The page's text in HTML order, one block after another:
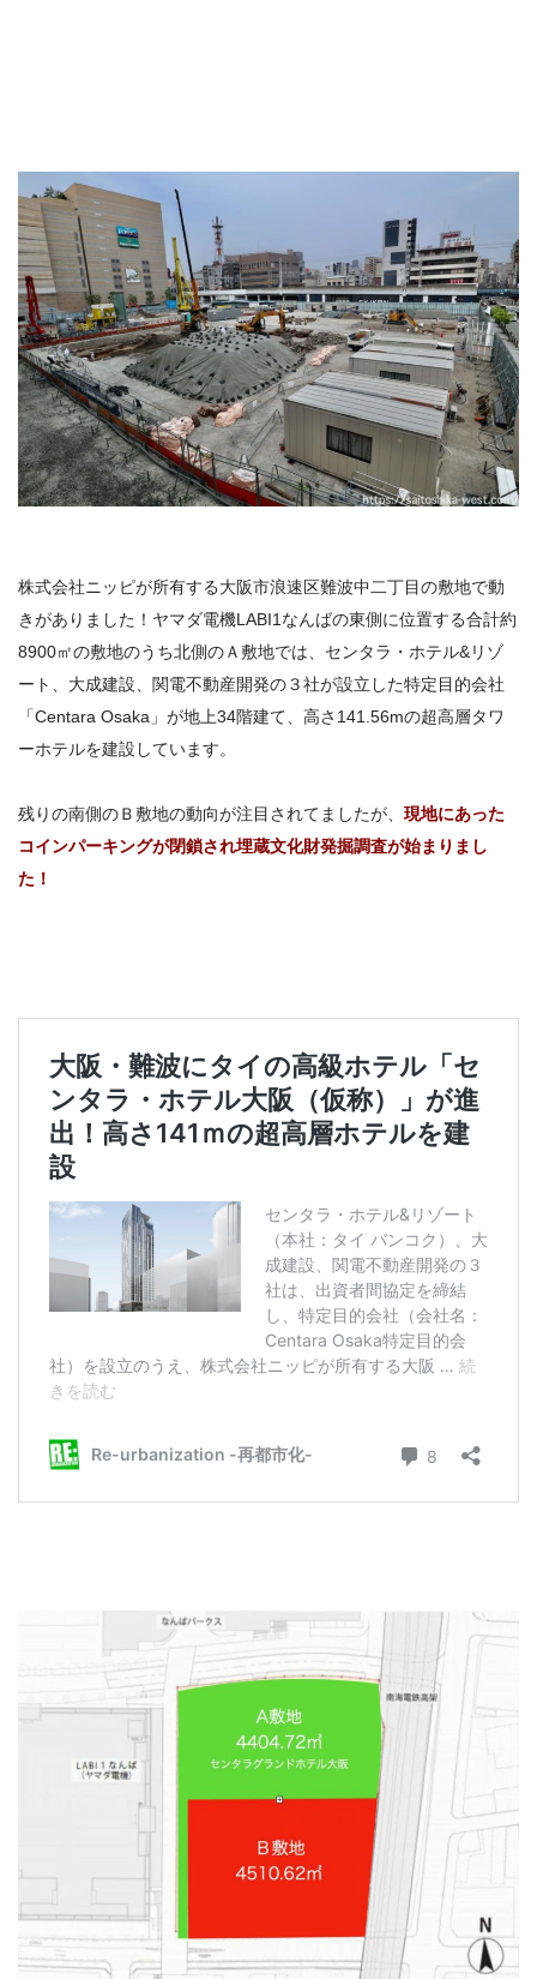
株式会社ニッピが所有する大阪市浪速区難波中二丁目の敷地で動
きがありました！ヤマダ電機LABI1なんばの東側に位置する合計約
8900㎡の敷地のうち北側のＡ敷地では、センタラ・ホテル&リゾ
ート、大成建設、関電不動産開発の３社が設立した特定目的会社
「Centara Osaka」が地上34階建て、高さ141.56mの超高層タワ
ーホテルを建設しています。
残りの南側のＢ敷地の動向が注目されてましたが、 現地にあった
コインパーキングが閉鎖され埋蔵文化財発掘調査が始まりまし
た！